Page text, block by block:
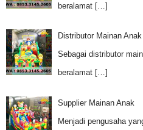
beralamat […]
Distributor Mainan
Sebagai distributor
beralamat […]
Supplier Mainan Anak
Menjadi pengusaha